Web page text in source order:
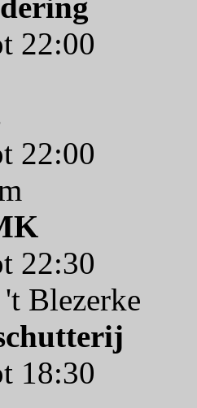
22:00
22:00
22:30
Blezerke
18:30